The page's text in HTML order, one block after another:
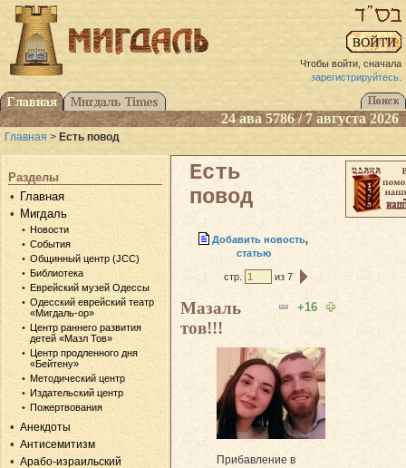
Чтобы войти, сначала
зарегистрируйтесь.
24 ава 5786 / 7 августа 2026
Главная > Есть повод
Разделы
Главная
Мигдаль
Новости
События
Общинный центр (JCC)
Библиотека
Еврейский музей Одессы
Одесский еврейский театр
«Мигдаль-ор»
Центр раннего развития
детей «Мазл Тов»
Центр продленного дня
«Бейтену»
Методический центр
Издательский центр
Пожертвования
Анекдоты
Антисемитизм
Арабо-израильский
Есть
повод
Добавить новость,
статью
стр. из 7
+16
Мазаль
тов!!!
Прибавление в